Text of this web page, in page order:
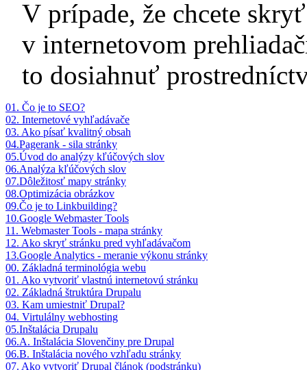
V prípade, že chcete
v internetovom
to dosiahnuť
01. Čo je to SEO?
02. Internetové vyhľadávače
03. Ako písať kvalitný obsah
04.Pagerank - sila stránky
05.Úvod do analýzy kľúčových slov
06.Analýza kľúčových slov
07.Dôležitosť mapy stránky
08.Optimizácia obrázkov
09.Čo je to Linkbuilding?
10.Google Webmaster Tools
11. Webmaster Tools - mapa stránky
12. Ako skryť stránku pred vyhľadávačom
13.Google Analytics - meranie výkonu stránky
00. Základná terminológia webu
01. Ako vytvoriť vlastnú internetovú stránku
02. Základná štruktúra Drupalu
03. Kam umiestniť Drupal?
04. Virtulálny webhosting
05.Inštalácia Drupalu
06.A. Inštalácia Slovenčiny pre Drupal
06.B. Inštalácia nového vzhľadu stránky
07. Ako vytvoriť Drupal článok (podstránku)